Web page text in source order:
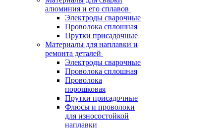
алюминия и его сплавов
Электроды сварочные
Проволока сплошная
Прутки присадочные
Материалы для наплавки и
ремонта деталей
Электроды сварочные
Проволока сплошная
Проволока
порошковая
Прутки присадочные
Флюсы и проволоки
для износостойкой
наплавки